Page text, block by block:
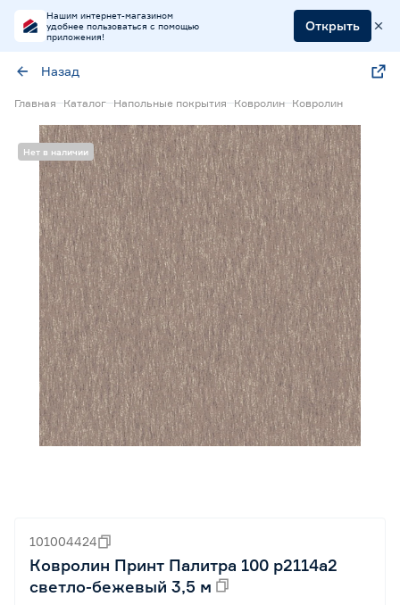
Нашим интернет-магазином
удобнее пользоваться с помощью
приложения!
Открыть
Назад
Главная Каталог Напольные покрытия Ковролин Ковролин
Нет в наличии
101004424
Ковролин Принт Палитра 100 p2114a2
светло-бежевый 3,5 м